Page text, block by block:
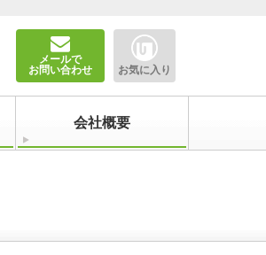
メールで
お問い合わせ お気に入り
会社概要